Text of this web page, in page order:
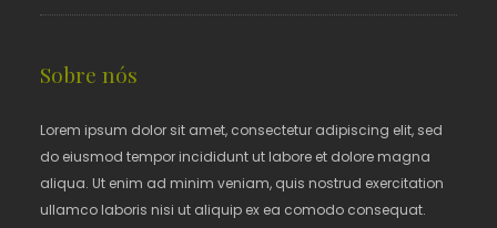
Sobre nós
Lorem ipsum dolor sit amet, consectetur adipiscing elit, sed
do eiusmod tempor incididunt ut labore et dolore magna
aliqua. Ut enim ad minim veniam, quis nostrud exercitation
ullamco laboris nisi ut aliquip ex ea comodo consequat.